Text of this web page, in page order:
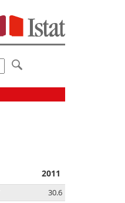
2011
30.6